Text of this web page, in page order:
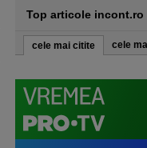
Top articole incont.ro
cele mai citite cele